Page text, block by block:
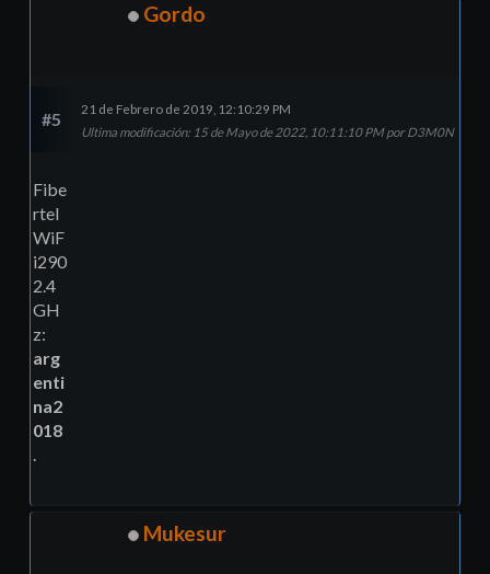
Gordo
#5
21 de Febrero de 2019, 12:10:29 PM
Ultima modificación: 15 de Mayo de 2022, 10:11:10 PM por D3M0N
Fibe
rtel
WiF
i290
2.4
GH
z:
arg
enti
na2
018
.
Mukesur